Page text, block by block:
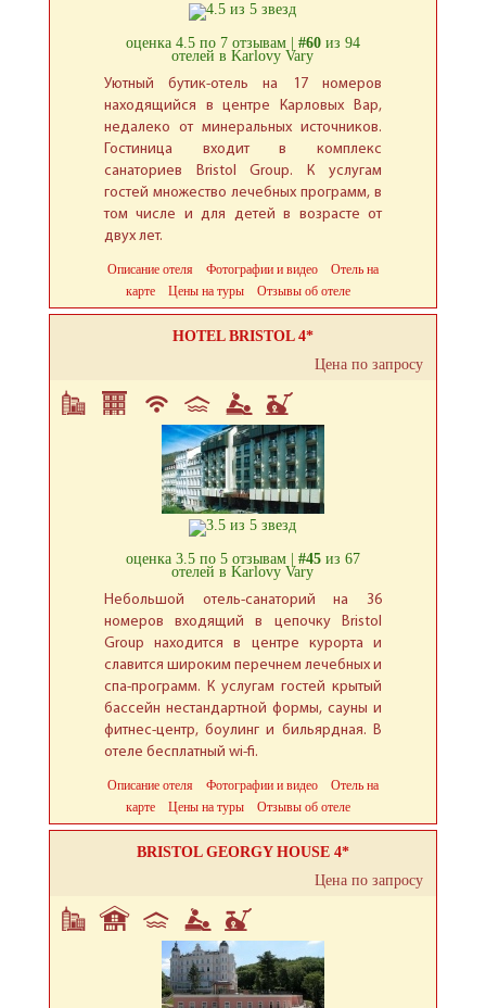
оценка 4.5 по 7 отзывам | #60из 94
отелей в Karlovy Vary
Уютный бутик-отель на 17 номеров
находящийся в центре Карловых Вар,
недалеко от минеральных источников.
Гостиница входит в комплекс
санаториев Bristol Group. К услугам
гостей множество лечебных программ, в
том числе и для детей в возрасте от
двух лет.
Описание отеля Фотографии и видео
Отель на
карте
Цены на туры Отзывы об отеле
HOTEL BRISTOL 4*
Цена по запросу
оценка 3.5 по 5 отзывам | #45из 67
отелей в Karlovy Vary
Небольшой отель-санаторий на 36
номеров входящий в цепочку Bristol
Group находится в центре курорта и
славится широким перечнем лечебных и
спа-программ. К услугам гостей крытый
бассейн нестандартной формы, сауны и
фитнес-центр, боулинг и бильярдная. В
отеле бесплатный wi-fi.
Описание отеля Фотографии и видео
Отель на
карте
Цены на туры Отзывы об отеле
BRISTOL GEORGY HOUSE 4*
Цена по запросу